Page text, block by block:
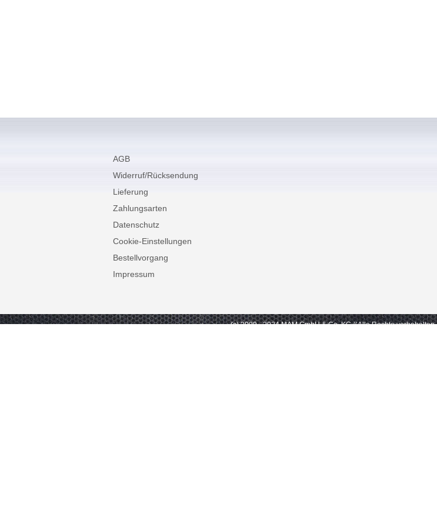
AGB
Widerruf/Rücksendung
Lieferung
Zahlungsarten
Datenschutz
Cookie-Einstellungen
Bestellvorgang
Impressum
(c) 2009 - 2024 MAM GmbH & Co. KG // Alle Rechte vorbehalten.